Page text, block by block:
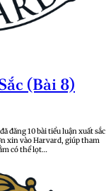
(Bài 8)
đăng 10 bài tiểu luận xuất sắc
xin vào Harvard, giúp tham
có thể lọt…